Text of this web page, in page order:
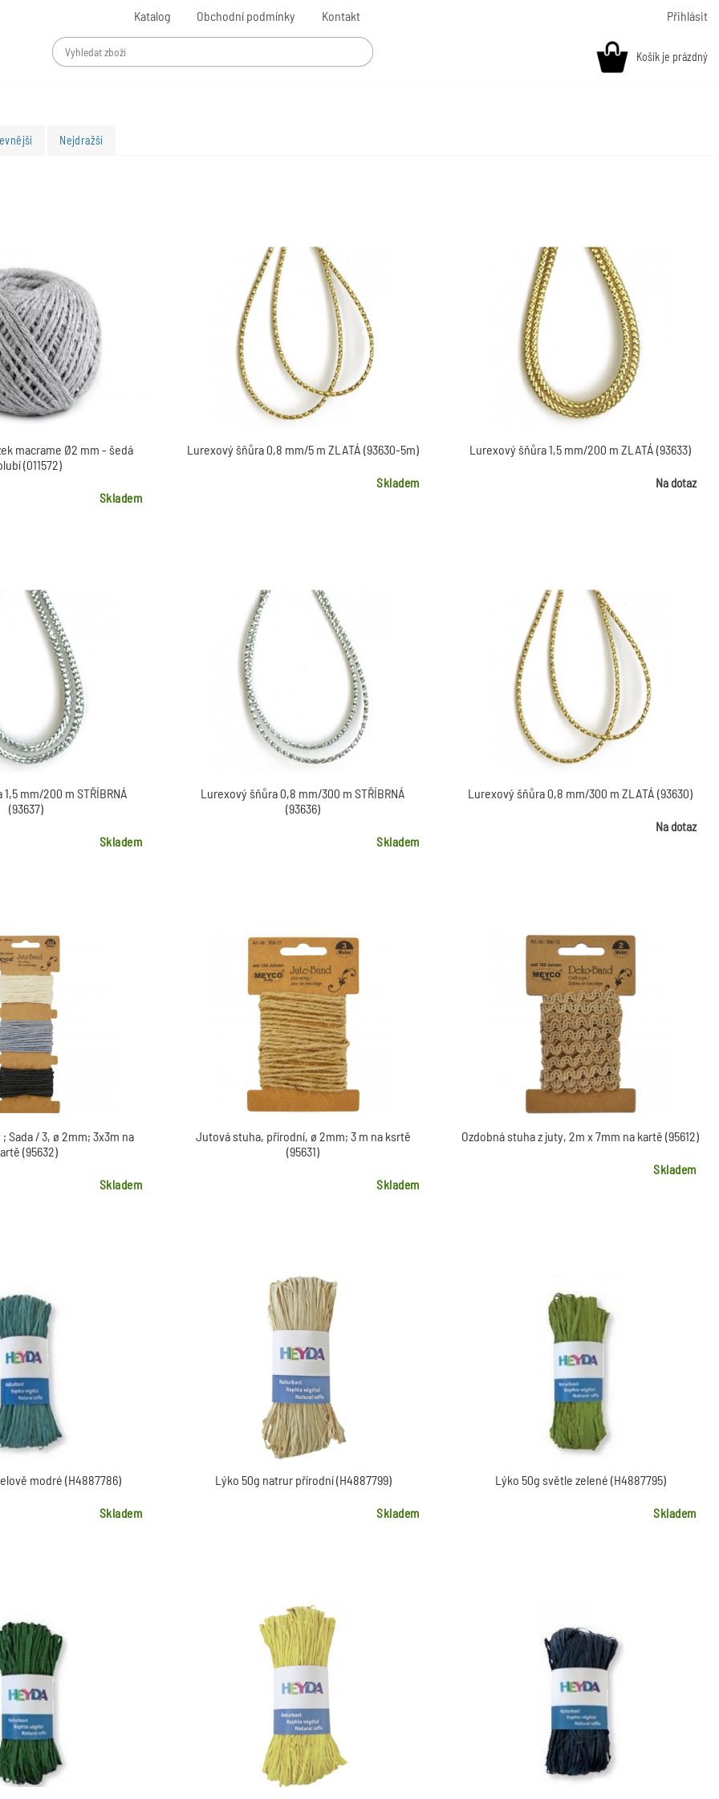
Přihlásit
Katalog Obchodní podmínky Kontakt
Košík je prázdný
Nejdražší
macrame Ø2 mm - šedá
(011572)
Skladem
Lurexový šňůra 0,8 mm/5 m ZLATÁ (93630-5m)
Skladem
Lurexový šňůra 1,5 mm/200 m ZLATÁ (93633)
Na dotaz
mm/200 m STŘÍBRNÁ
(93637)
Skladem
Lurexový šňůra 0,8 mm/300 m STŘÍBRNÁ
(93636)
Skladem
Lurexový šňůra 0,8 mm/300 m ZLATÁ (93630)
Na dotaz
Sada / 3, ø 2mm; 3x3m na
(95632)
Skladem
Jutová stuha, přírodní, ø 2mm; 3 m na ksrtě
(95631)
Skladem
Ozdobná stuha z juty, 2m x 7mm na kartě (95612)
Skladem
modré (H4887786)
Skladem
Lýko 50g natrur přírodní (H4887799)
Skladem
Lýko 50g světle zelené (H4887795)
Skladem